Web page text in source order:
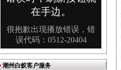
潮州白蚁客户服务